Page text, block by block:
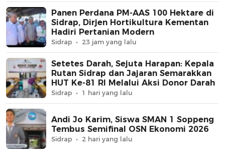
Panen Perdana PM-AAS 100 Hektare di
Sidrap, Dirjen Hortikultura Kementan
Hadiri Pertanian Modern
Sidrap 23 jam yang lalu
Setetes Darah, Sejuta Harapan: Kepala
Rutan Sidrap dan Jajaran Semarakkan
HUT Ke-81 RI Melalui Aksi Donor Darah
Sidrap 1 hari yang lalu
Andi Jo Karim, Siswa SMAN 1 Soppeng
Tembus Semifinal OSN Ekonomi 2026
Sidrap 2 hari yang lalu